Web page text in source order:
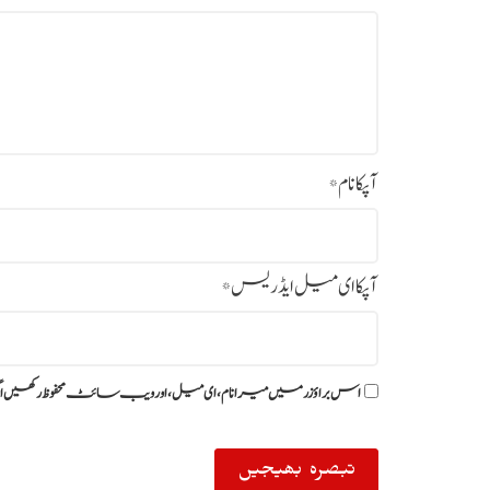
آپکا نام*
آپکا ای میل ایڈریس*
اس براؤزر میں میرا نام، ای میل، اور ویب سائٹ محفوظ